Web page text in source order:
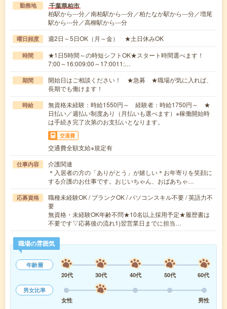
勤務地 千葉県柏市
柏駅から---分／南柏駅から---分／柏たなか駅から---分／増尾
駅から---分／高柳駅から---分
曜日頻度 週2日～5日OK（月～金） ★土日休みOK
時間
★1日5時間～の時短シフトOK★スタート時間選べます！
7:00～16:009:00～17:0011:…
期間
開始日はご相談ください！ ★急募 ★職場が気に入れば、
長期でも働けます！
時給
無資格未経験：時給1550円～ 経験者：時給1750円～ ★
日払い／週払い制度あり（月払いも選べます）※稼働開始時
は手続き完了次第のお支払いとなります。
交通費
交通費全額支給※規定有
仕事内容
介護関連
＊入居者の方の「ありがとう」が嬉しい＊お年寄りを笑顔に
する介護のお仕事です。おじいちゃん、おばあちゃ…
応募資格
職種未経験OK / ブランクOK / パソコンスキル不要 / 英語力不
要
無資格・未経験OK年齢不問★10名以上採用予定★履歴書は
不要です▽応募後の流れ1)翌営業日までに担当…
職場の雰囲気
年齢層
20代
30代 40代 50代
60代
男女比率
女性
男性